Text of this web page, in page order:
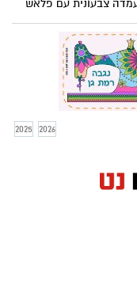
צבעונית עם פלאש
תוך שניות. המגנטים
– הם חלק בלתי נפרד
לשם מוביל בתחום הוא
בגבעתיים, שמלווה
בריתות ואירועים
ואלבום
2025 2026